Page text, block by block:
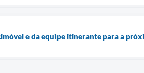
e da equipe itinerante para a